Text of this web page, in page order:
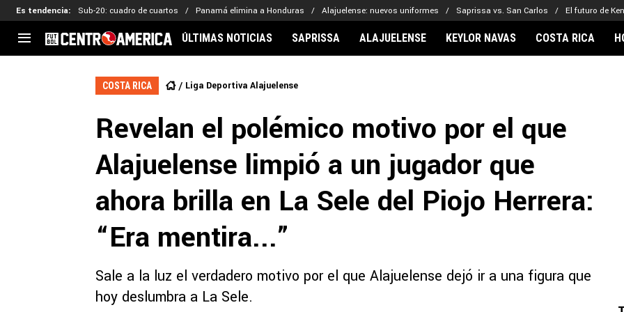
Es tendencia: Sub-20: cuadro de cuartos Panamá elimina a Honduras Alajuelense: nuevos uniformes Saprissa vs. San Carlos El futuro de
CENTROAMÉRICA
CONCACAF
Liga de Naciones
Copa de Campeones
MLS
LEGIONARIOS
Kervin Arriaga
Nathaniel Méndez-Laing
Alajuelense
Herediano
Comunicaciones
Olimpia
Noticias
ÚLTIMAS NOTICIAS SAPRISSA ALAJUELENSE KEYLOR NAVAS COSTA RICA
COSTA RICA Liga Deportiva Alajuelense
Revelan el polémico motivo por el que
Alajuelense limpió a un jugador que
ahora brilla en La Sele del Piojo Herrera:
“Era mentira...”
Sale a la luz el verdadero motivo por el que Alajuelense dejó ir a una figura que
hoy deslumbra a La Sele.